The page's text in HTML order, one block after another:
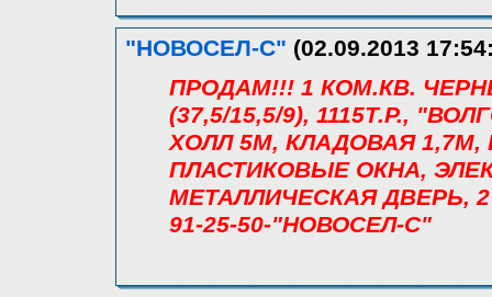
"НОВОСЕЛ-С" (02.09.2013
ПРОДАМ!!! 1 КОМ.КВ.
(37,5/15,5/9), 1115Т.Р.,
ХОЛЛ 5М, КЛАДОВАЯ
ПЛАСТИКОВЫЕ ОКНА,
МЕТАЛЛИЧЕСКАЯ ДВЕРЬ,
91-25-50-"НОВОСЕЛ-С"